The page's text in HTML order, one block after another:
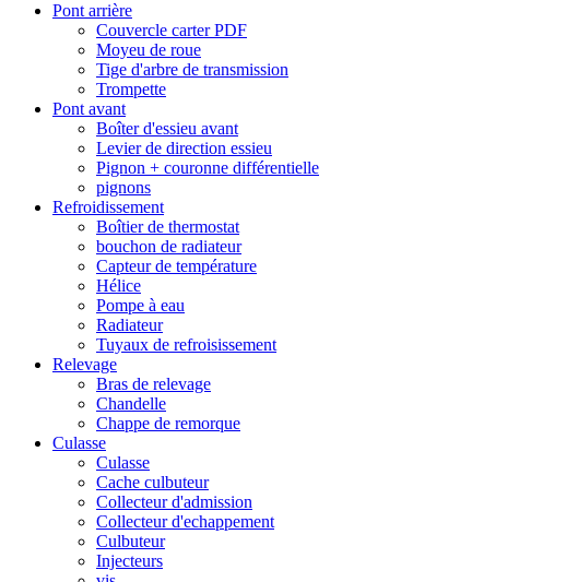
Pont arrière
Couvercle carter PDF
Moyeu de roue
Tige d'arbre de transmission
Trompette
Pont avant
Boîter d'essieu avant
Levier de direction essieu
Pignon + couronne différentielle
pignons
Refroidissement
Boîtier de thermostat
bouchon de radiateur
Capteur de température
Hélice
Pompe à eau
Radiateur
Tuyaux de refroisissement
Relevage
Bras de relevage
Chandelle
Chappe de remorque
Culasse
Culasse
Cache culbuteur
Collecteur d'admission
Collecteur d'echappement
Culbuteur
Injecteurs